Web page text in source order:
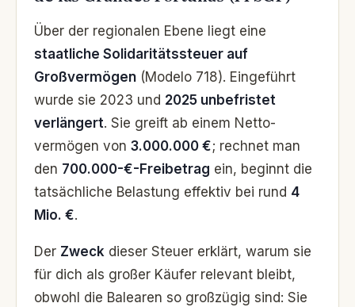
Über der regionalen Ebene liegt eine
staatliche Solidaritätssteuer auf
Großvermögen (Modelo 718). Eingeführt
wurde sie 2023 und 2025 unbefristet
verlängert. Sie greift ab einem Netto­
vermögen von 3.000.000 €; rechnet man
den 700.000-€-Freibetrag ein, beginnt die
tatsächliche Belastung effektiv bei rund 4
Mio. €.
Der Zweck dieser Steuer erklärt, warum sie
für dich als großer Käufer relevant bleibt,
obwohl die Balearen so großzügig sind: Sie